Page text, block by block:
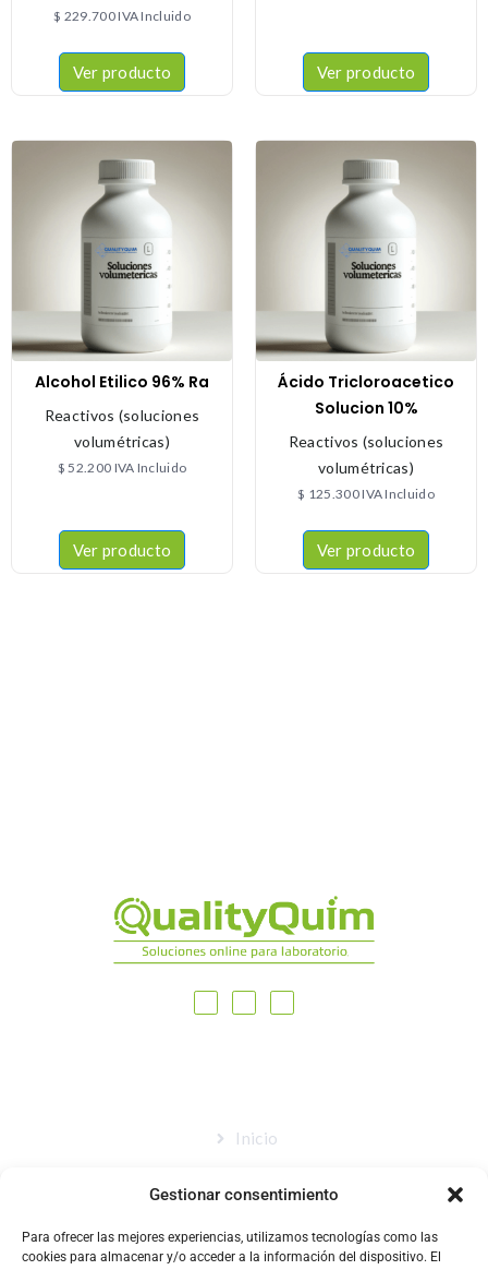
Gestionar consentimiento
Para ofrecer las mejores experiencias, utilizamos tecnologías como las
cookies para almacenar y/o acceder a la información del dispositivo. El
$ 229.700IVA Incluido
Ver producto Ver producto
Alcohol Etilico 96% Ra
Reactivos (soluciones
volumétricas)
$ 52.200 IVA Incluido
Ver producto
Ácido Tricloroacetico
Solucion 10%
Reactivos (soluciones
volumétricas)
$ 125.300IVA Incluido
Ver producto
Inicio
Catálogo